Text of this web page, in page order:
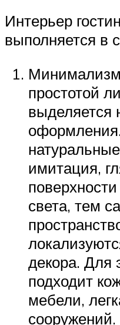
Интерьер
выполняется в
Минимализм
простотой
выделяется
имитация,
света, тем
декора. Для
подходит
мебели,